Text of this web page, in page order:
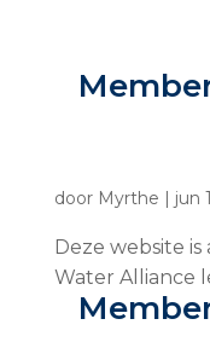
door Myrthe | jun
Deze website
Water Alliance